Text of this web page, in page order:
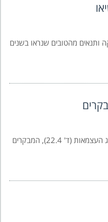
ותנאים מהטובים שנראו בשנים
לאחר תקופת היערכות, האגמון פותח את שעריו לקהל הרחב בדיוק ביום חג העצמאות (ד' 22.4), המבקרים